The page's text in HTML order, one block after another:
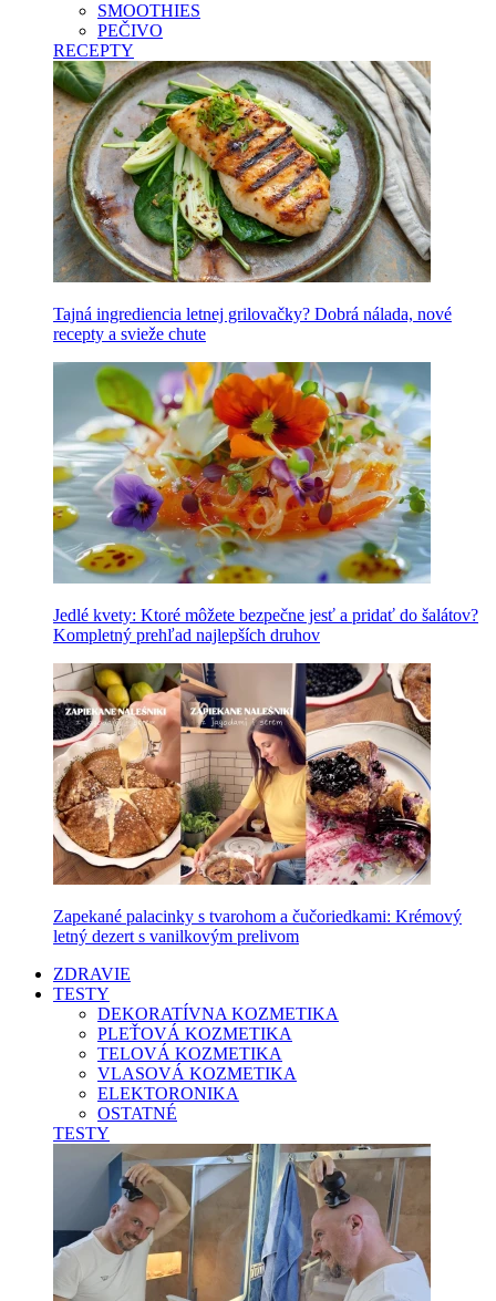
SMOOTHIES
PEČIVO
RECEPTY
Tajná ingrediencia letnej grilovačky? Dobrá nálada, nové
recepty a svieže chute
Jedlé kvety: Ktoré môžete bezpečne jesť a pridať do šalátov?
Kompletný prehľad najlepších druhov
Zapekané palacinky s tvarohom a čučoriedkami: Krémový
letný dezert s vanilkovým prelivom
ZDRAVIE
TESTY
DEKORATÍVNA KOZMETIKA
PLEŤOVÁ KOZMETIKA
TELOVÁ KOZMETIKA
VLASOVÁ KOZMETIKA
ELEKTORONIKA
OSTATNÉ
TESTY